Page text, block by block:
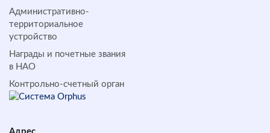
Административно-
территориальное
устройство
Награды и почетные звания
в НАО
Контрольно-счетный орган